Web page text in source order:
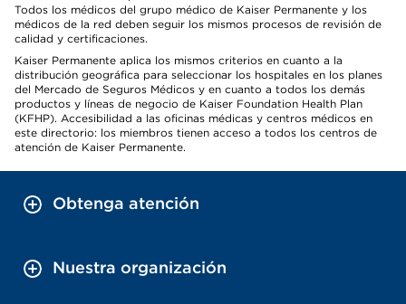
Todos los médicos del grupo médico de Kaiser Permanente y los
médicos de la red deben seguir los mismos procesos de revisión de
calidad y certificaciones.
Kaiser Permanente aplica los mismos criterios en cuanto a la
distribución geográfica para seleccionar los hospitales en los planes
del Mercado de Seguros Médicos y en cuanto a todos los demás
productos y líneas de negocio de Kaiser Foundation Health Plan
(KFHP). Accesibilidad a las oficinas médicas y centros médicos en
este directorio: los miembros tienen acceso a todos los centros de
atención de Kaiser Permanente.
Obtenga atención
Nuestra organización